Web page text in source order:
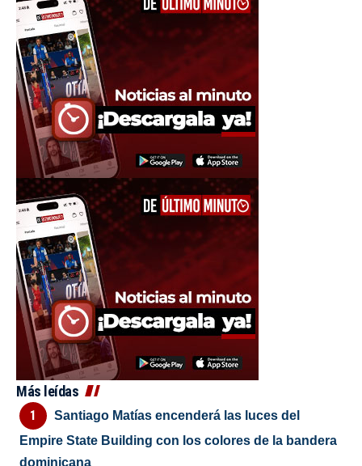
Más leídas
Santiago Matías encenderá las luces del
Empire State Building con los colores de la bandera
dominicana